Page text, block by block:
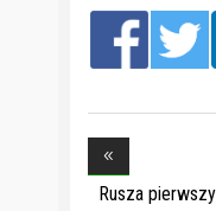
Rusza